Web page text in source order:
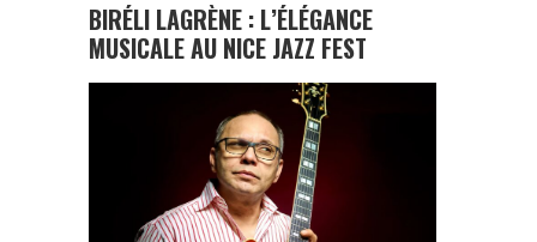
BIRÉLI LAGRÈNE : L’ÉLÉGANCE
MUSICALE AU NICE JAZZ FEST